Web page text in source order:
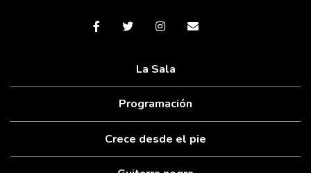
La Sala
Programación
Crece desde el pie